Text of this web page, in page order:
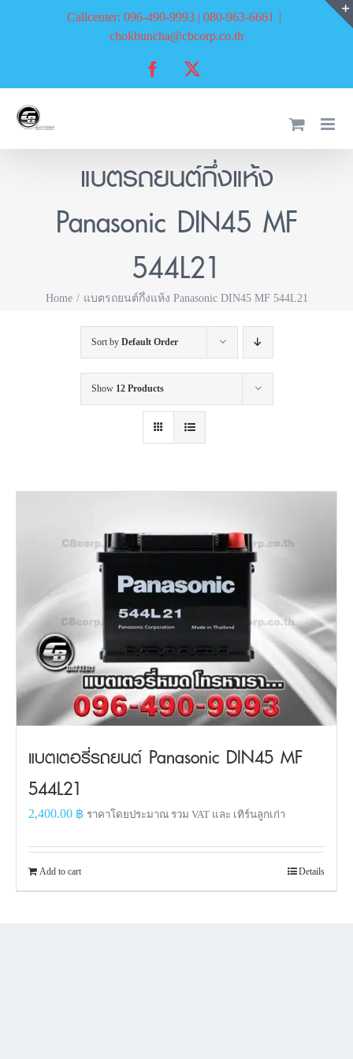
Callcenter: 096-490-9993 | 080-963-6661 |
chokbuncha@cbcorp.co.th
Facebook
แบตรถยนต์กึ่งแห้ง
Panasonic DIN45 MF
544L21
Home แบตรถยนต์กึ่งแห้ง Panasonic DIN45 MF 544L21
Sort by Default Order
Show 12 Products
แบตเตอรี่รถยนต์ Panasonic DIN45 MF
544L21
2,400.00 ฿ ราคาโดยประมาณ รวม VAT และ เทิร์นลูกเก่า
Add to cart Details